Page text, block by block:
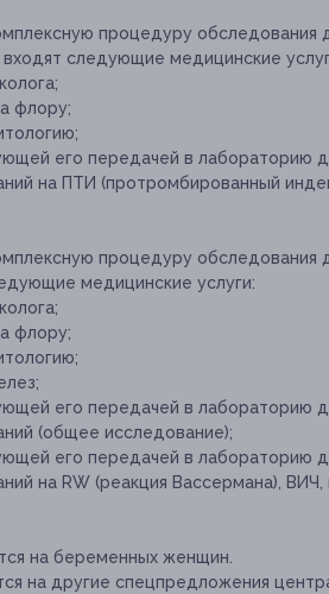
процедуру
следующие медицинские
флору;
его передачей в лабораторию
на ПТИ (протромбированный
процедуру
медицинские услуги:
флору;
его передачей в лабораторию
(общее исследование);
его передачей в лабораторию
на RW (реакция Вассермана), ВИЧ,
на беременных женщин.
на другие спецпредложения